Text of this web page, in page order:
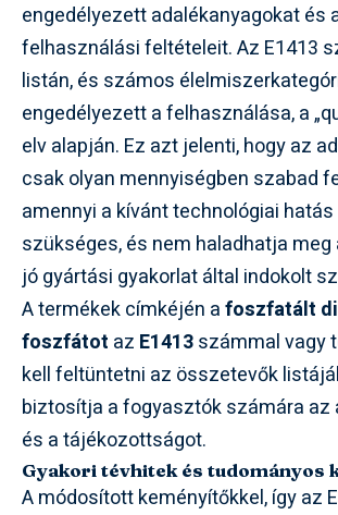
engedélyezett adalékanyagokat és
felhasználási feltételeit. Az E1413
listán, és számos
engedélyezett a felhasználása, a
elv alapján. Ez azt jelenti, hogy az
csak olyan mennyiségben szabad
amennyi a kívánt technológiai
szükséges, és nem haladhatja
jó gyártási gyakorlat által indokolt
A termékek címkéjén afoszfatált
foszfátot az E1413számmal vagy
kell feltüntetni az összetevők
biztosítja a fogyasztók számára
és a tájékozottságot.
Gyakori tévhitek és tudományos
A módosított keményítőkkel, így az